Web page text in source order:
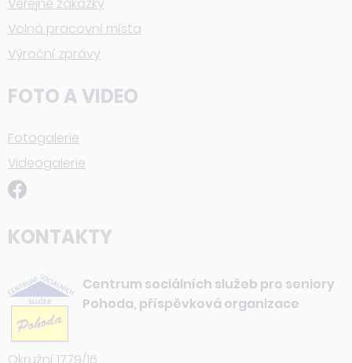
Volná pracovní místa
Výroční zprávy
FOTO A VIDEO
Fotogalerie
Videogalerie
KONTAKTY
Centrum sociálních služeb pro seniory
Pohoda, příspěvková organizace